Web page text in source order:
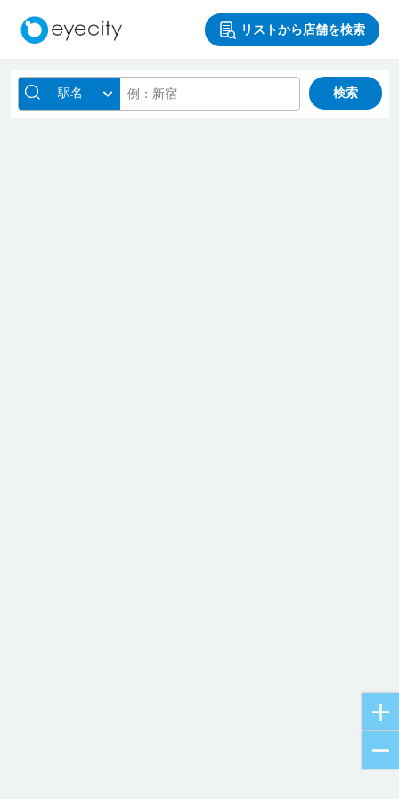
リストから店舗を検索
駅名 検索